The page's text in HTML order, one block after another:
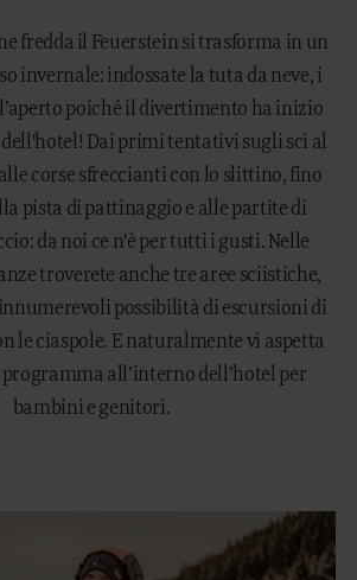
fredda il Feuerstein si trasforma in un
invernale: indossate la tuta da neve, i
poiché il divertimento ha inizio
Dai primi tentativi sugli sci al
corse sfreccianti con lo slittino, fino
pista di pattinaggio e alle partite di
da noi ce n'è per tutti i gusti. Nelle
troverete anche tre aree sciistiche,
possibilità di escursioni di
le ciaspole. E naturalmente vi aspetta
all’interno dell’hotel per
bambini e genitori.